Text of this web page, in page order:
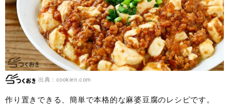
出典：cookien.com
作り置きできる、簡単で本格的な麻婆豆腐のレシピです。